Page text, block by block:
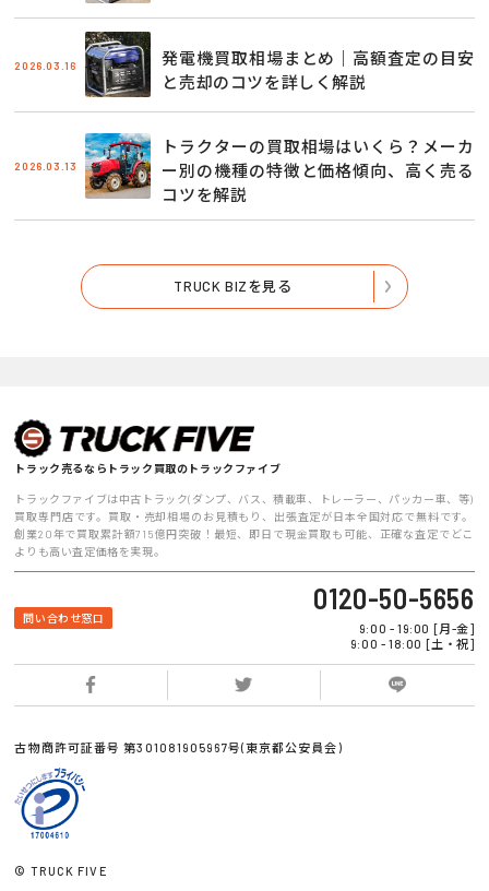
2026.03.16
発電機買取相場まとめ｜高額査定の目安
と売却のコツを詳しく解説
2026.03.13
トラクターの買取相場はいくら？メーカ
ー別の機種の特徴と価格傾向、高く売る
コツを解説
TRUCK BIZを見る
トラック売るならトラック買取のトラックファイブ
トラックファイブは中古トラック(ダンプ、バス、積載車、トレーラー、パッカー車、等)
買取専門店です。買取・売却相場のお見積もり、出張査定が日本全国対応で無料です。
創業20年で買取累計額715億円突破！最短、即日で現金買取も可能、正確な査定でどこ
よりも高い査定価格を実現。
問い合わせ窓口
0120-50-5656
9:00 - 19:00 [月-金]
9:00 - 18:00 [土・祝]
古物商許可証番号 第301081905967号(東京都公安員会)
© TRUCK FIVE